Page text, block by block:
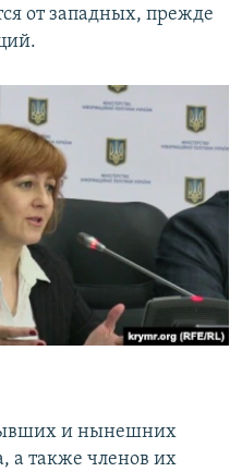
от западных, прежде
и нынешних
а также членов их